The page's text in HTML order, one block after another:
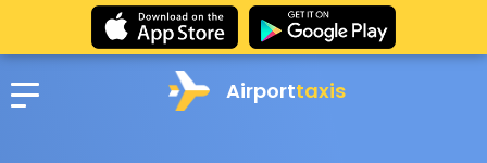
Airporttaxis